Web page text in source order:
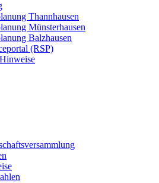
Thannhausen
Münsterhausen
Balzhausen
(RSP)